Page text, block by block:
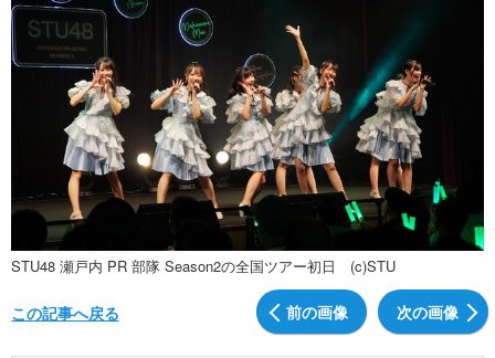
STU48 瀬戸内 PR 部隊 Season2の全国ツアー初日 (c)STU
前の画像 次の画像
この記事へ戻る